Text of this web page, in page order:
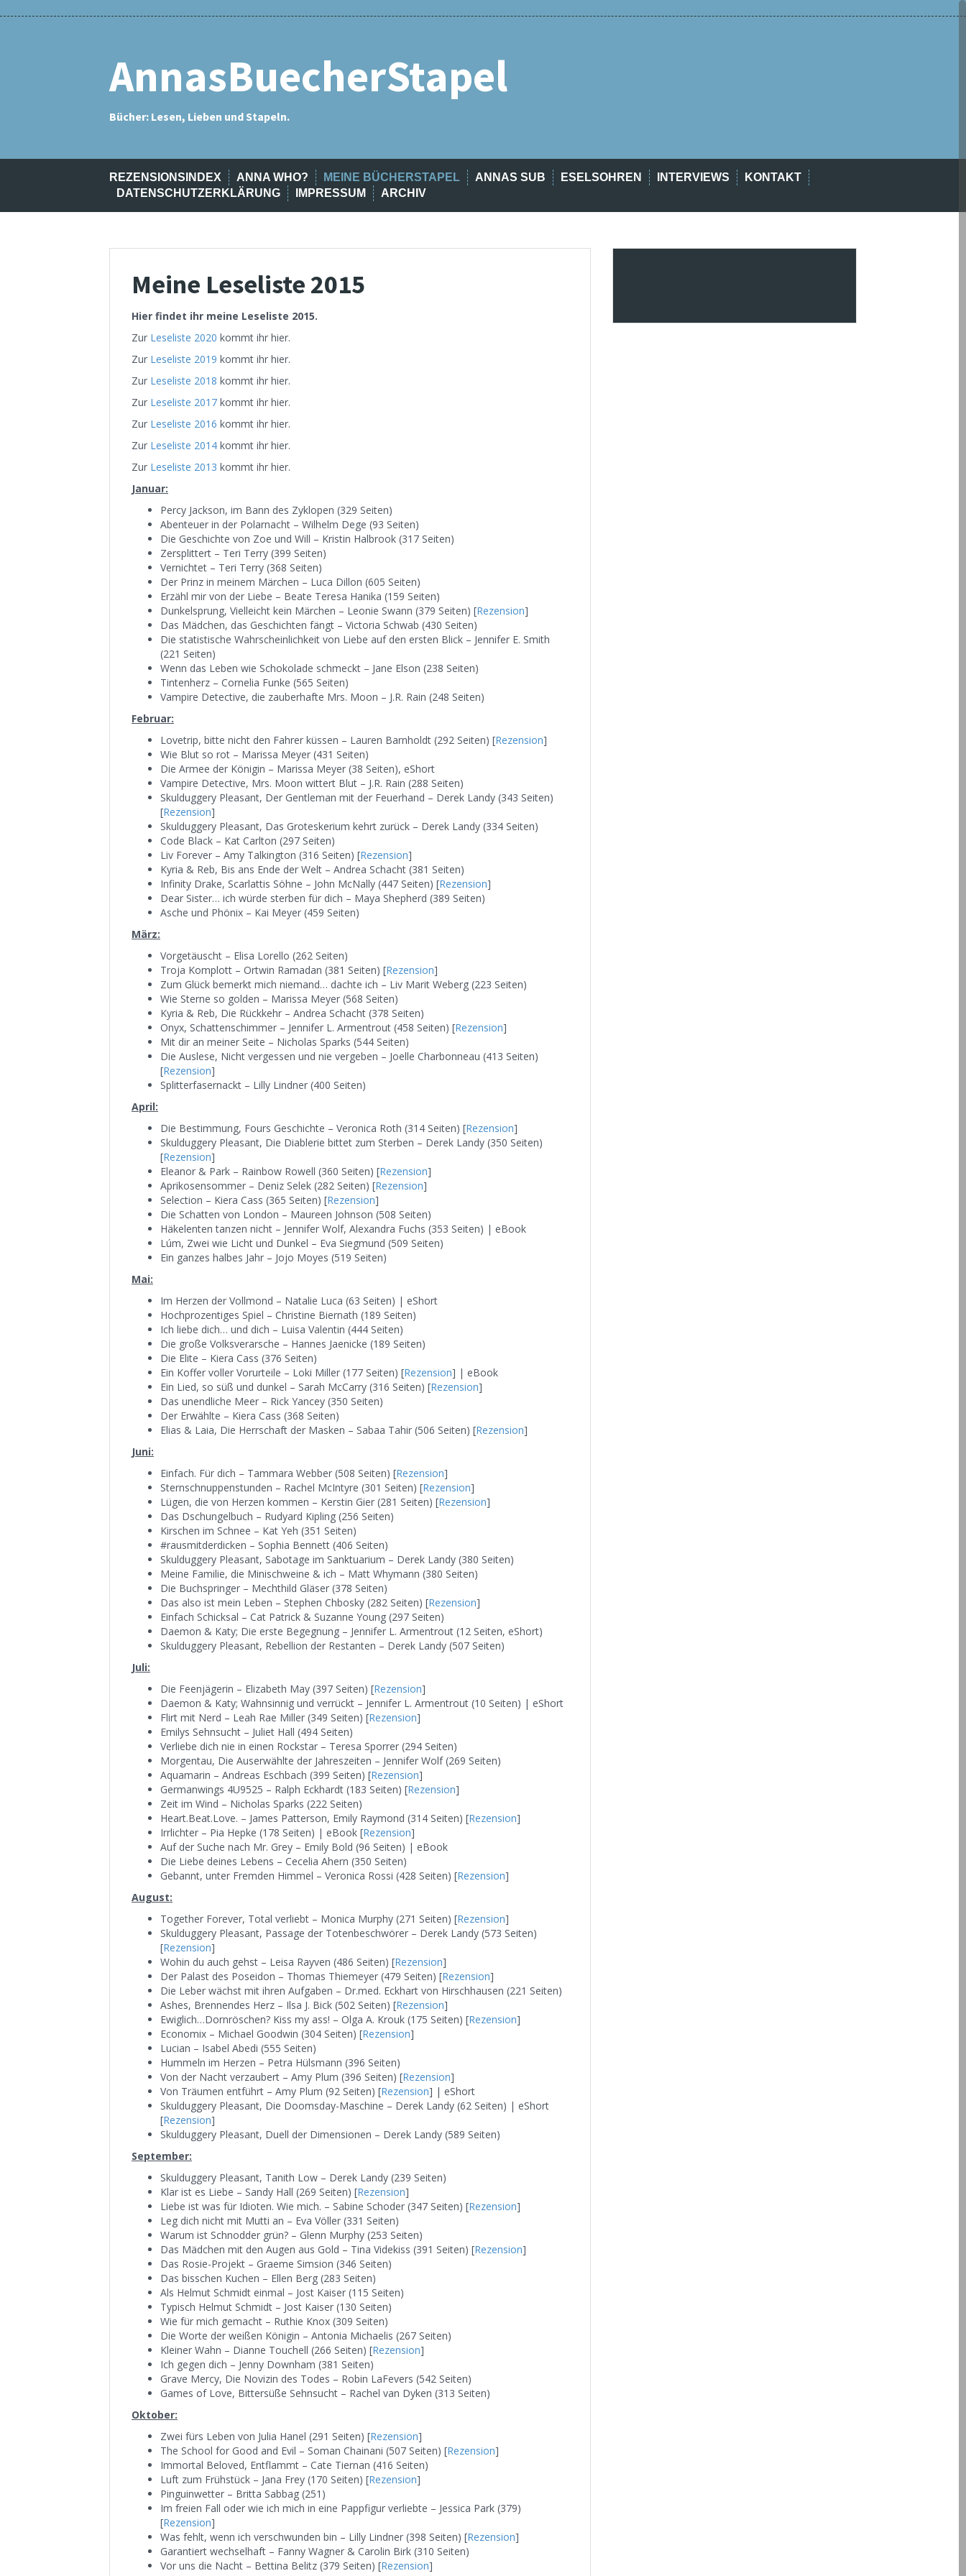
to
AnnasBuecherStapel
Bücher: Lesen, Lieben und Stapeln.
REZENSIONSINDEX ANNA WHO? MEINE BÜCHERSTAPEL ANNAS SUB ESELSOHREN INTERVIEWS
KONTAKT
DATENSCHUTZERKLÄRUNG
IMPRESSUM ARCHIV
Meine Leseliste 2015
Hier findet ihr meine Leseliste 2015.
Zur Leseliste 2020 kommt ihr hier.
Zur Leseliste 2019 kommt ihr hier.
Zur Leseliste 2018 kommt ihr hier.
Zur Leseliste 2017 kommt ihr hier.
Zur Leseliste 2016 kommt ihr hier.
Zur Leseliste 2014 kommt ihr hier.
Zur Leseliste 2013 kommt ihr hier.
Januar:
Percy Jackson, im Bann des Zyklopen (329 Seiten)
Abenteuer in der Polarnacht – Wilhelm Dege (93 Seiten)
Die Geschichte von Zoe und Will – Kristin Halbrook (317 Seiten)
Zersplittert – Teri Terry (399 Seiten)
Vernichtet – Teri Terry (368 Seiten)
Der Prinz in meinem Märchen – Luca Dillon (605 Seiten)
Erzähl mir von der Liebe – Beate Teresa Hanika (159 Seiten)
Dunkelsprung, Vielleicht kein Märchen – Leonie Swann (379 Seiten) [Rezension]
Das Mädchen, das Geschichten fängt – Victoria Schwab (430 Seiten)
Die statistische Wahrscheinlichkeit von Liebe auf den ersten Blick – Jennifer E. Smith
(221 Seiten)
Wenn das Leben wie Schokolade schmeckt – Jane Elson (238 Seiten)
Tintenherz – Cornelia Funke (565 Seiten)
Vampire Detective, die zauberhafte Mrs. Moon – J.R. Rain (248 Seiten)
Februar:
Lovetrip, bitte nicht den Fahrer küssen – Lauren Barnholdt (292 Seiten) [Rezension]
Wie Blut so rot – Marissa Meyer (431 Seiten)
Die Armee der Königin – Marissa Meyer (38 Seiten), eShort
Vampire Detective, Mrs. Moon wittert Blut – J.R. Rain (288 Seiten)
Skulduggery Pleasant, Der Gentleman mit der Feuerhand – Derek Landy (343 Seiten)
[Rezension]
Skulduggery Pleasant, Das Groteskerium kehrt zurück – Derek Landy (334 Seiten)
Code Black – Kat Carlton (297 Seiten)
Liv Forever – Amy Talkington (316 Seiten) [Rezension]
Kyria & Reb, Bis ans Ende der Welt – Andrea Schacht (381 Seiten)
Infinity Drake, Scarlattis Söhne – John McNally (447 Seiten) [Rezension]
Dear Sister… ich würde sterben für dich – Maya Shepherd (389 Seiten)
Asche und Phönix – Kai Meyer (459 Seiten)
März:
Vorgetäuscht – Elisa Lorello (262 Seiten)
Troja Komplott – Ortwin Ramadan (381 Seiten) [Rezension]
Zum Glück bemerkt mich niemand… dachte ich – Liv Marit Weberg (223 Seiten)
Wie Sterne so golden – Marissa Meyer (568 Seiten)
Kyria & Reb, Die Rückkehr – Andrea Schacht (378 Seiten)
Onyx, Schattenschimmer – Jennifer L. Armentrout (458 Seiten) [Rezension]
Mit dir an meiner Seite – Nicholas Sparks (544 Seiten)
Die Auslese, Nicht vergessen und nie vergeben – Joelle Charbonneau (413 Seiten)
[Rezension]
Splitterfasernackt – Lilly Lindner (400 Seiten)
April:
Die Bestimmung, Fours Geschichte – Veronica Roth (314 Seiten) [Rezension]
Skulduggery Pleasant, Die Diablerie bittet zum Sterben – Derek Landy (350 Seiten)
[Rezension]
Eleanor & Park – Rainbow Rowell (360 Seiten) [Rezension]
Aprikosensommer – Deniz Selek (282 Seiten) [Rezension]
Selection – Kiera Cass (365 Seiten) [Rezension]
Die Schatten von London – Maureen Johnson (508 Seiten)
Häkelenten tanzen nicht – Jennifer Wolf, Alexandra Fuchs (353 Seiten) | eBook
Lúm, Zwei wie Licht und Dunkel – Eva Siegmund (509 Seiten)
Ein ganzes halbes Jahr – Jojo Moyes (519 Seiten)
Mai:
Im Herzen der Vollmond – Natalie Luca (63 Seiten) | eShort
Hochprozentiges Spiel – Christine Biernath (189 Seiten)
Ich liebe dich… und dich – Luisa Valentin (444 Seiten)
Die große Volksverarsche – Hannes Jaenicke (189 Seiten)
Die Elite – Kiera Cass (376 Seiten)
Ein Koffer voller Vorurteile – Loki Miller (177 Seiten) [Rezension] | eBook
Ein Lied, so süß und dunkel – Sarah McCarry (316 Seiten) [Rezension]
Das unendliche Meer – Rick Yancey (350 Seiten)
Der Erwählte – Kiera Cass (368 Seiten)
Elias & Laia, Die Herrschaft der Masken – Sabaa Tahir (506 Seiten) [Rezension]
Juni:
Einfach. Für dich – Tammara Webber (508 Seiten) [Rezension]
Sternschnuppenstunden – Rachel McIntyre (301 Seiten) [Rezension]
Lügen, die von Herzen kommen – Kerstin Gier (281 Seiten) [Rezension]
Das Dschungelbuch – Rudyard Kipling (256 Seiten)
Kirschen im Schnee – Kat Yeh (351 Seiten)
#rausmitderdicken – Sophia Bennett (406 Seiten)
Skulduggery Pleasant, Sabotage im Sanktuarium – Derek Landy (380 Seiten)
Meine Familie, die Minischweine & ich – Matt Whymann (380 Seiten)
Die Buchspringer – Mechthild Gläser (378 Seiten)
Das also ist mein Leben – Stephen Chbosky (282 Seiten) [Rezension]
Einfach Schicksal – Cat Patrick & Suzanne Young (297 Seiten)
Daemon & Katy; Die erste Begegnung – Jennifer L. Armentrout (12 Seiten, eShort)
Skulduggery Pleasant, Rebellion der Restanten – Derek Landy (507 Seiten)
Juli:
Die Feenjägerin – Elizabeth May (397 Seiten) [Rezension]
Daemon & Katy; Wahnsinnig und verrückt – Jennifer L. Armentrout (10 Seiten) | eShort
Flirt mit Nerd – Leah Rae Miller (349 Seiten) [Rezension]
Emilys Sehnsucht – Juliet Hall (494 Seiten)
Verliebe dich nie in einen Rockstar – Teresa Sporrer (294 Seiten)
Morgentau, Die Auserwählte der Jahreszeiten – Jennifer Wolf (269 Seiten)
Aquamarin – Andreas Eschbach (399 Seiten) [Rezension]
Germanwings 4U9525 – Ralph Eckhardt (183 Seiten) [Rezension]
Zeit im Wind – Nicholas Sparks (222 Seiten)
Heart.Beat.Love. – James Patterson, Emily Raymond (314 Seiten) [Rezension]
Irrlichter – Pia Hepke (178 Seiten) | eBook [Rezension]
Auf der Suche nach Mr. Grey – Emily Bold (96 Seiten) | eBook
Die Liebe deines Lebens – Cecelia Ahern (350 Seiten)
Gebannt, unter Fremden Himmel – Veronica Rossi (428 Seiten) [Rezension]
August:
Together Forever, Total verliebt – Monica Murphy (271 Seiten) [Rezension]
Skulduggery Pleasant, Passage der Totenbeschwörer – Derek Landy (573 Seiten)
[Rezension]
Wohin du auch gehst – Leisa Rayven (486 Seiten) [Rezension]
Der Palast des Poseidon – Thomas Thiemeyer (479 Seiten) [Rezension]
Die Leber wächst mit ihren Aufgaben – Dr.med. Eckhart von Hirschhausen (221 Seiten)
Ashes, Brennendes Herz – Ilsa J. Bick (502 Seiten) [Rezension]
Ewiglich…Dornröschen? Kiss my ass! – Olga A. Krouk (175 Seiten) [Rezension]
Economix – Michael Goodwin (304 Seiten) [Rezension]
Lucian – Isabel Abedi (555 Seiten)
Hummeln im Herzen – Petra Hülsmann (396 Seiten)
Von der Nacht verzaubert – Amy Plum (396 Seiten) [Rezension]
Von Träumen entführt – Amy Plum (92 Seiten) [Rezension] | eShort
Skulduggery Pleasant, Die Doomsday-Maschine – Derek Landy (62 Seiten) | eShort
[Rezension]
Skulduggery Pleasant, Duell der Dimensionen – Derek Landy (589 Seiten)
September:
Skulduggery Pleasant, Tanith Low – Derek Landy (239 Seiten)
Klar ist es Liebe – Sandy Hall (269 Seiten) [Rezension]
Liebe ist was für Idioten. Wie mich. – Sabine Schoder (347 Seiten) [Rezension]
Leg dich nicht mit Mutti an – Eva Völler (331 Seiten)
Warum ist Schnodder grün? – Glenn Murphy (253 Seiten)
Das Mädchen mit den Augen aus Gold – Tina Videkiss (391 Seiten) [Rezension]
Das Rosie-Projekt – Graeme Simsion (346 Seiten)
Das bisschen Kuchen – Ellen Berg (283 Seiten)
Als Helmut Schmidt einmal – Jost Kaiser (115 Seiten)
Typisch Helmut Schmidt – Jost Kaiser (130 Seiten)
Wie für mich gemacht – Ruthie Knox (309 Seiten)
Die Worte der weißen Königin – Antonia Michaelis (267 Seiten)
Kleiner Wahn – Dianne Touchell (266 Seiten) [Rezension]
Ich gegen dich – Jenny Downham (381 Seiten)
Grave Mercy, Die Novizin des Todes – Robin LaFevers (542 Seiten)
Games of Love, Bittersüße Sehnsucht – Rachel van Dyken (313 Seiten)
Oktober:
Zwei fürs Leben von Julia Hanel (291 Seiten) [Rezension]
The School for Good and Evil – Soman Chainani (507 Seiten) [Rezension]
Immortal Beloved, Entflammt – Cate Tiernan (416 Seiten)
Luft zum Frühstück – Jana Frey (170 Seiten) [Rezension]
Pinguinwetter – Britta Sabbag (251)
Im freien Fall oder wie ich mich in eine Pappfigur verliebte – Jessica Park (379)
[Rezension]
Was fehlt, wenn ich verschwunden bin – Lilly Lindner (398 Seiten) [Rezension]
Garantiert wechselhaft – Fanny Wagner & Carolin Birk (310 Seiten)
Vor uns die Nacht – Bettina Belitz (379 Seiten) [Rezension]